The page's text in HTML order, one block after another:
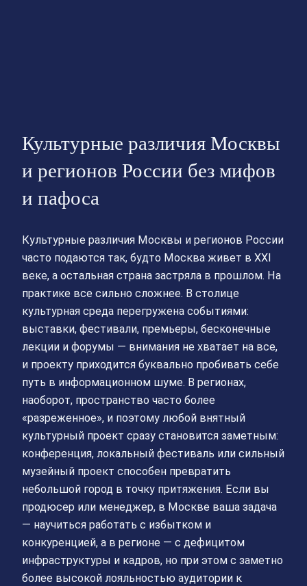
Культурные различия Москвы
и регионов России без мифов
и пафоса
Культурные различия Москвы и регионов России
часто подаются так, будто Москва живет в XXI
веке, а остальная страна застряла в прошлом. На
практике все сильно сложнее. В столице
культурная среда перегружена событиями:
выставки, фестивали, премьеры, бесконечные
лекции и форумы — внимания не хватает на все,
и проекту приходится буквально пробивать себе
путь в информационном шуме. В регионах,
наоборот, пространство часто более
«разреженное», и поэтому любой внятный
культурный проект сразу становится заметным:
конференция, локальный фестиваль или сильный
музейный проект способен превратить
небольшой город в точку притяжения. Если вы
продюсер или менеджер, в Москве ваша задача
— научиться работать с избытком и
конкуренцией, а в регионе — с дефицитом
инфраструктуры и кадров, но при этом с заметно
более высокой лояльностью аудитории к